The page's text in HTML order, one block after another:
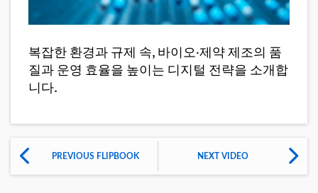
복잡한 환경과 규제 속, 바이오·제약 제조의 품
질과 운영 효율을 높이는 디지털 전략을 소개합
니다.
PREVIOUS FLIPBOOK NEXT VIDEO